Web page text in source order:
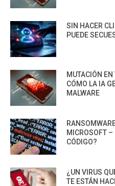
SIN HACER
PUEDE
MUTACIÓN
CÓMO LA IA
MALWARE
MICROSOFT –
CÓDIGO?
¿UN VIRUS
TE ESTÁN